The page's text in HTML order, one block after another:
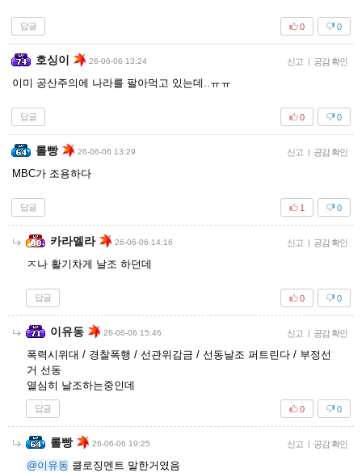
답글 0
0
호싱이 26-06-06 13:24 신고 | 공감 확인
이미 공산주의에 나라를 팔아먹고 있는데..ㅠㅠ
답글 0
0
롤빵 26-06-06 13:29 신고 | 공감 확인
MBC가 조용하다
답글 0
1
카라멜라 26-06-06 14:16 신고 | 공감 확인
ㅈ나 활기차게 날조 하던데
답글 0
0
이유동 26-06-06 15:46 신고 | 공감 확인
폭력시위대 / 경찰폭행 / 선관위감금 / 선동날조 퍼트린다 / 부정선
거 선동
열심히 날조하는중인데
답글 0
0
롤빵 26-06-06 19:25 신고 | 공감 확인
@이유동 클로징멘트 말한거였음